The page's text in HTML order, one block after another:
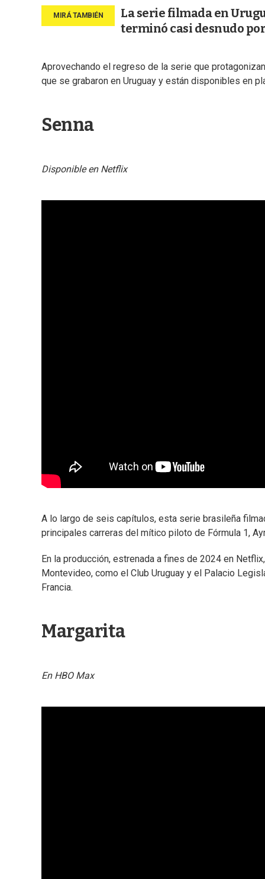
La serie filmada en
terminó casi desnudo
Aprovechando el regreso de la serie que
que se grabaron en Uruguay y están disponibles en
Senna
Disponible en Netflix
A lo largo de seis capítulos, esta serie brasileña
principales carreras del mítico piloto de Fórmula 1,
En la producción, estrenada a fines de 2024 en
Montevideo, como el Club Uruguay y el Palacio
Francia.
Margarita
En HBO Max